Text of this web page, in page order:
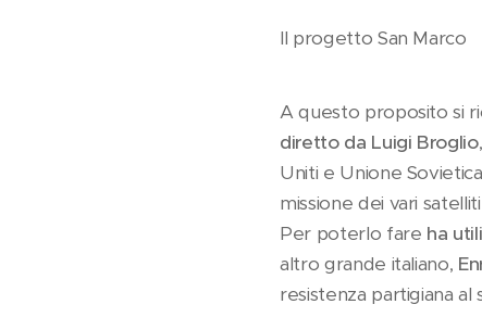
Il progetto San Marco
A questo proposito si
diretto da Luigi Broglio
Uniti e Unione
missione dei vari
Per poterlo fare ha
altro grande italiano,
resistenza partigiana al